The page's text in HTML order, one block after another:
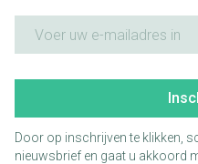
Door op inschrijven te klikken,
nieuwsbrief en gaat u akkoord